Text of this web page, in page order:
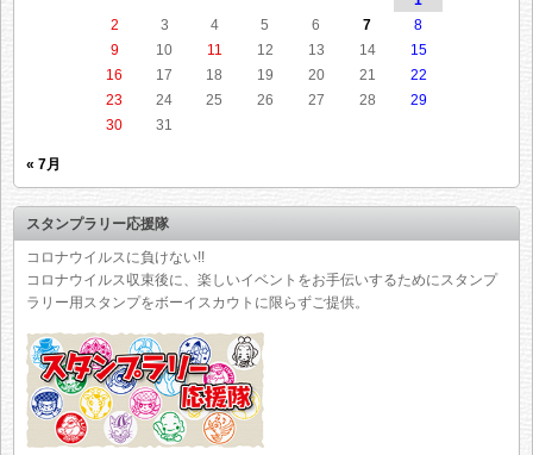
2
3 4 5 6 7
8
9
10 11 12 13 14
15
16
17 18 19 20 21
22
23
24 25 26 27 28
29
30
31
« 7月
スタンプラリー応援隊
コロナウイルスに負けない!!
コロナウイルス収束後に、楽しいイベントをお手伝いするためにスタンプ
ラリー用スタンプをボーイスカウトに限らずご提供。